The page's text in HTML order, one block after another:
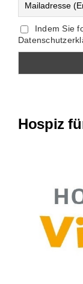
Indem Sie
Hospiz